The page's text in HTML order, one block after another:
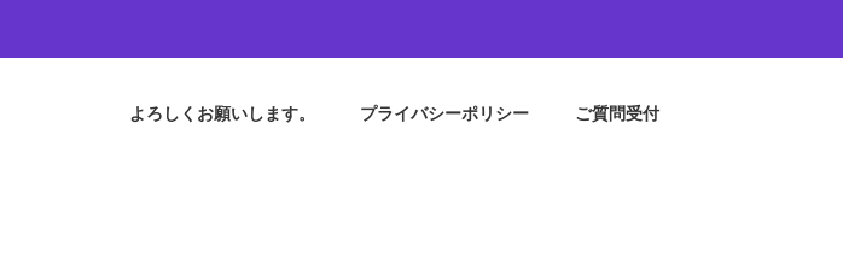
よろしくお願いします。 プライバシーポリシー ご質問受付